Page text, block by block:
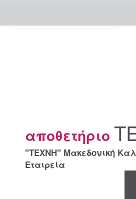
αποθετήριο
"ΤΕΧΝΗ" Μακεδονική
Εταιρεία